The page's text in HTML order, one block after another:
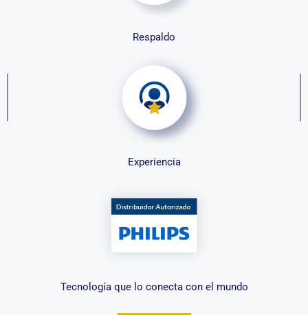
Respaldo
Experiencia
Tecnología que lo conecta con el mundo